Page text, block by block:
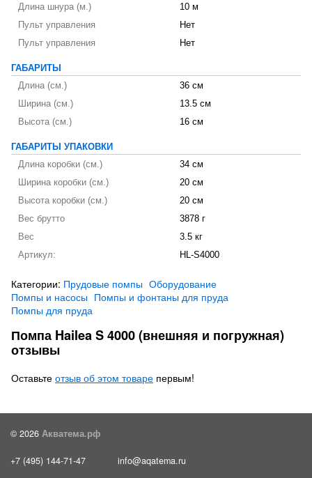
Длина шнура (м.)
10 м
Пульт управления
Нет
Пульт управления
Нет
ГАБАРИТЫ
Длина (см.)
36 см
Ширина (см.)
13.5 см
Высота (см.)
16 см
ГАБАРИТЫ УПАКОВКИ
Длина коробки (см.)
34 см
Ширина коробки (см.)
20 см
Высота коробки (см.)
20 см
Вес брутто
3878 г
Вес
3.5 кг
Артикул:
HL-S4000
Категории: Прудовые помпы Оборудование
Помпы и насосы Помпы и фонтаны для пруда
Помпы для пруда
Помпа Hailea S 4000 (внешняя и погружная)
отзывы
Оставьте отзыв об этом товаре первым!
© 2026 Акватема.рф
+7 (495) 144-71-47 info@aqatema.ru